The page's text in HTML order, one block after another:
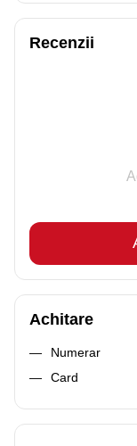
Recenzii
Achitare
Numerar
Card